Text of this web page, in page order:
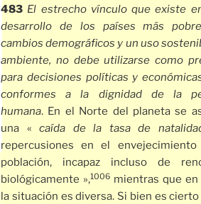
483 El estrecho vínculo que existe
desarrollo de los países más
cambios demográficos y un uso
ambiente, no debe utilizarse como
para decisiones políticas y
conformes a la dignidad de la
humana. En el Norte del planeta se
una « caída de la tasa de
repercusiones en el
población, incapaz incluso de
biológicamente »,1006 mientras que
la situación es diversa. Si bien es